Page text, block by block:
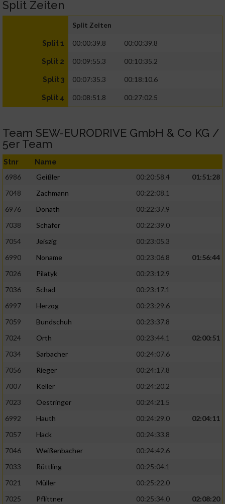
Split Zeiten
Split Zeiten
Split 1 00:00:39.8 00:00:39.8
Split 2 00:09:55.3 00:10:35.2
Split 3 00:07:35.3 00:18:10.6
Split 4 00:08:51.8 00:27:02.5
Team SEW-EURODRIVE GmbH & Co KG /
5er Team
Stnr Name
6986 Geißler 00:20:58.4
01:51:28
7048
Zachmann
00:22:08.1
6976
Donath
00:22:37.9
7038
Schäfer
00:22:39.0
7054
Jeiszig
00:23:05.3
6990
Noname 00:23:06.8
01:56:44
7026
Pilatyk
00:23:12.9
7036
Schad
00:23:17.1
6997
Herzog
00:23:29.6
7059
Bundschuh
00:23:37.8
7024
Orth 00:23:44.1
02:00:51
7034
Sarbacher
00:24:07.6
7056
Rieger
00:24:17.8
7007
Keller
00:24:20.2
7023
Öestringer
00:24:21.5
6992
Hauth 00:24:29.0
02:04:11
7057
Hack
00:24:33.8
7046
Weißenbacher
00:24:42.6
7033
Rüttling
00:25:04.1
7021
Müller
00:25:22.0
7025
Pflittner 00:25:34.0
02:08:20